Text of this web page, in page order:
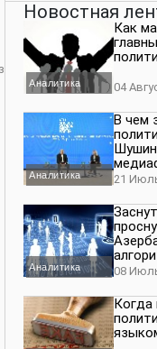
Новостная
Аналитика
Как
04
Аналитика
В чем
21
Аналитика 08
Когда